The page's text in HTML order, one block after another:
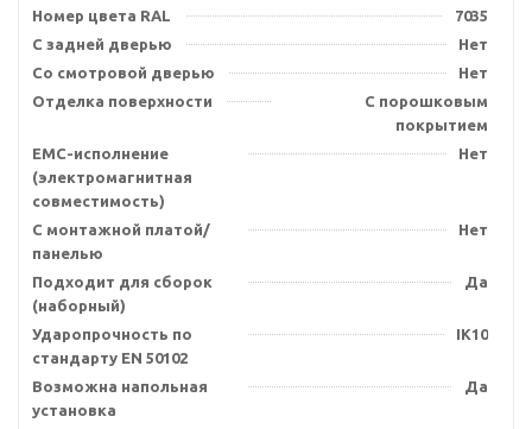
Номер цвета RAL
7035
С задней дверью
Нет
Со смотровой дверью
Нет
Отделка поверхности
С порошковым
покрытием
EMC-исполнение
(электромагнитная
совместимость)
Нет
С монтажной платой/
панелью
Нет
Подходит для сборок
(наборный)
Да
Ударопрочность по
стандарту EN 50102
IK10
Возможна напольная
установка
Да